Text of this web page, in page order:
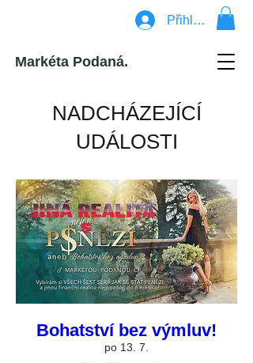
Přihlásit se
Markéta Podaná.
NADCHÁZEJÍCÍ
UDÁLOSTI
Bohatství bez výmluv!
po 13. 7.